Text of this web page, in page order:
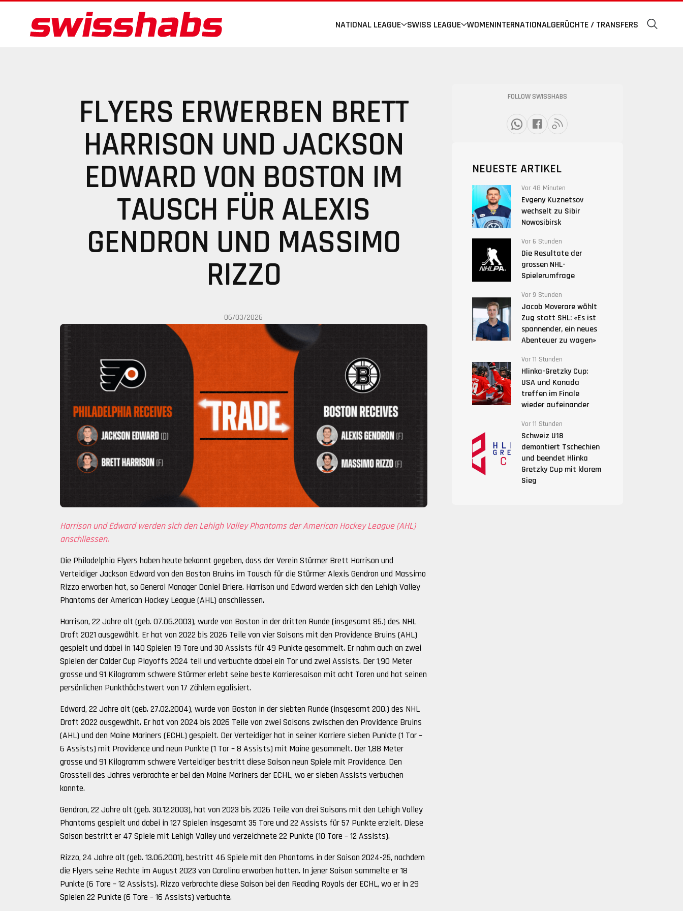
NATIONAL LEAGUE SWISS LEAGUE WOMENINTERNATIONALGERÜCHTE / TRANSFERS
FLYERS ERWERBEN BRETT
HARRISON UND JACKSON
EDWARD VON BOSTON IM
TAUSCH FÜR ALEXIS
GENDRON UND MASSIMO
RIZZO
06/03/2026
Harrison und Edward werden sich den Lehigh Valley Phantoms der American Hockey League (AHL)
anschliessen.
Die Philadelphia Flyers haben heute bekannt gegeben, dass der Verein Stürmer Brett Harrison und
Verteidiger Jackson Edward von den Boston Bruins im Tausch für die Stürmer Alexis Gendron und Massimo
Rizzo erworben hat, so General Manager Daniel Briere. Harrison und Edward werden sich den Lehigh Valley
Phantoms der American Hockey League (AHL) anschliessen.
Harrison, 22 Jahre alt (geb. 07.06.2003), wurde von Boston in der dritten Runde (insgesamt 85.) des NHL
Draft 2021 ausgewählt. Er hat von 2022 bis 2026 Teile von vier Saisons mit den Providence Bruins (AHL)
gespielt und dabei in 140 Spielen 19 Tore und 30 Assists für 49 Punkte gesammelt. Er nahm auch an zwei
Spielen der Calder Cup Playoffs 2024 teil und verbuchte dabei ein Tor und zwei Assists. Der 1,90 Meter
grosse und 91 Kilogramm schwere Stürmer erlebt seine beste Karrieresaison mit acht Toren und hat seinen
persönlichen Punkthöchstwert von 17 Zählern egalisiert.
Edward, 22 Jahre alt (geb. 27.02.2004), wurde von Boston in der siebten Runde (insgesamt 200.) des NHL
Draft 2022 ausgewählt. Er hat von 2024 bis 2026 Teile von zwei Saisons zwischen den Providence Bruins
(AHL) und den Maine Mariners (ECHL) gespielt. Der Verteidiger hat in seiner Karriere sieben Punkte (1 Tor –
6 Assists) mit Providence und neun Punkte (1 Tor – 8 Assists) mit Maine gesammelt. Der 1,88 Meter
grosse und 91 Kilogramm schwere Verteidiger bestritt diese Saison neun Spiele mit Providence. Den
Grossteil des Jahres verbrachte er bei den Maine Mariners der ECHL, wo er sieben Assists verbuchen
konnte.
Gendron, 22 Jahre alt (geb. 30.12.2003), hat von 2023 bis 2026 Teile von drei Saisons mit den Lehigh Valley
Phantoms gespielt und dabei in 127 Spielen insgesamt 35 Tore und 22 Assists für 57 Punkte erzielt. Diese
Saison bestritt er 47 Spiele mit Lehigh Valley und verzeichnete 22 Punkte (10 Tore – 12 Assists).
Rizzo, 24 Jahre alt (geb. 13.06.2001), bestritt 46 Spiele mit den Phantoms in der Saison 2024-25, nachdem
die Flyers seine Rechte im August 2023 von Carolina erworben hatten. In jener Saison sammelte er 18
Punkte (6 Tore – 12 Assists). Rizzo verbrachte diese Saison bei den Reading Royals der ECHL, wo er in 29
Spielen 22 Punkte (6 Tore – 16 Assists) verbuchte.
FOLLOW SWISSHABS
NEUESTE ARTIKEL
Vor 48 Minuten
Evgeny Kuznetsov
wechselt zu Sibir
Nowosibirsk
Vor 6 Stunden
Die Resultate der
grossen NHL-
Spielerumfrage
Vor 9 Stunden
Jacob Moverare wählt
Zug statt SHL: «Es ist
spannender, ein neues
Abenteuer zu wagen»
Vor 11 Stunden
Hlinka-Gretzky Cup:
USA und Kanada
treffen im Finale
wieder aufeinander
Vor 11 Stunden
Schweiz U18
demontiert Tschechien
und beendet Hlinka
Gretzky Cup mit klarem
Sieg